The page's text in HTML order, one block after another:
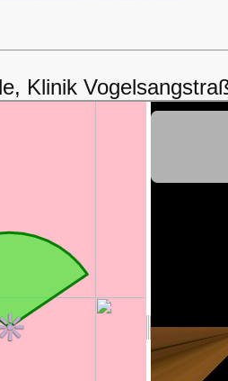
Klinik